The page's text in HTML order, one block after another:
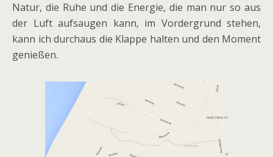
Natur, die Ruhe und die Energie, die man nur so aus
der Luft aufsaugen kann, im Vordergrund stehen,
kann ich durchaus die Klappe halten und den Moment
genießen.